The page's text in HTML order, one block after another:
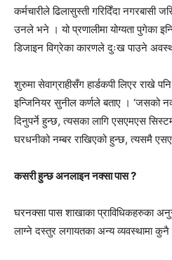
कर्मचारीले ढिलासुस्ती गरिदिँदा नगरबासी
उनले भने । यो प्रणालीमा योग्यता पुगेका
डिजाइन विग्रेका कारणले दुःख पाउने
शुरुमा सेवाग्राहीसँग हार्डकपी लिएर राखे
इन्जिनियर सुनील कर्णले बताए । ‘जसको
दिनुपर्ने हुन्छ, त्यसका लागि एसएमएस
घरधनीको नम्बर राखिएको हुन्छ, त्यसमै
कसरी हुन्छ अनलाइन नक्सा पास ?
घरनक्सा पास शाखाका प्राविधिकहरुका
लाग्ने दस्तुर लगायतका अन्य व्यवस्थामा कुनै